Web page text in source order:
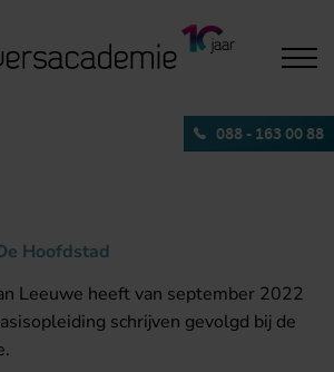
088 - 163 00 88
Hoofdstad
Leeuwe heeft van september 2022
schrijven gevolgd bij de